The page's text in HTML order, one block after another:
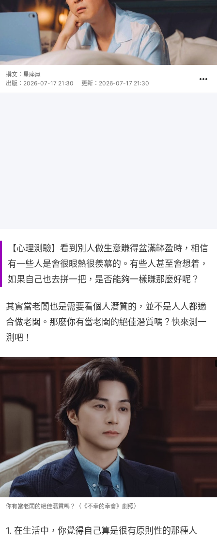
撰文： 星座屋
出版： 2026-07-17 21:30 更新： 2026-07-17 21:30
【心理測驗】看到別人做生意賺得盆滿缽盈時，相信
有一些人是會很眼熱很羨慕的。有些人甚至會想着，
如果自己也去拼一把，是否能夠一樣賺那麼好呢？
其實當老闆也是需要看個人潛質的，並不是人人都適
合做老闆。那麼你有當老闆的絕佳潛質嗎？快來測一
測吧！
你有當老闆的絕佳潛質嗎？（《不幸的幸會》劇照）
1. 在生活中，你覺得自己算是很有原則性的那種人